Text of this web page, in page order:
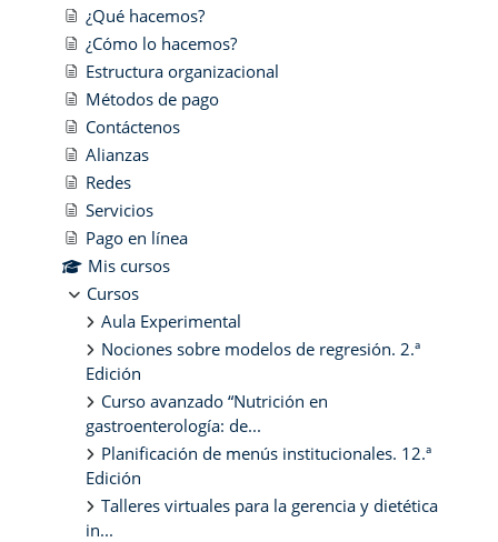
¿Qué hacemos?
¿Cómo lo hacemos?
Estructura organizacional
Métodos de pago
Contáctenos
Alianzas
Redes
Servicios
Pago en línea
Mis cursos
Cursos
Aula Experimental
Nociones sobre modelos de regresión. 2.ª
Edición
Curso avanzado “Nutrición en
gastroenterología: de...
Planificación de menús institucionales. 12.ª
Edición
Talleres virtuales para la gerencia y dietética
in...